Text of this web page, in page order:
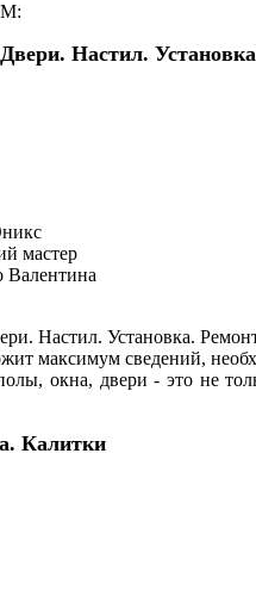
Настил.
мастер
Валентина
Настил. Установка.
максимум сведений,
окна, двери - это не
Калитки